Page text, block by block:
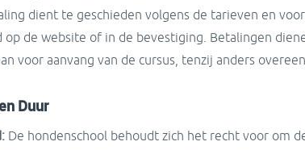
dient te geschieden volgens de tarieven en
op de website of in de bevestiging. Betalingen
voor aanvang van de cursus, tenzij anders
Duur
De hondenschool behoudt zich het recht voor om